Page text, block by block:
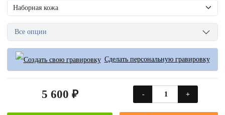
Все опции
Сделать персональную гравировку
5 600 ₽ - +